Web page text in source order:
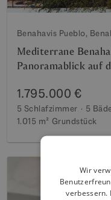
Benahavis Pueblo,
Mediterrane
Panoramablick auf
1.795.000 €
5 Schlafzimmer 5
1.015 m² Grundstück
Wir
verbessern.